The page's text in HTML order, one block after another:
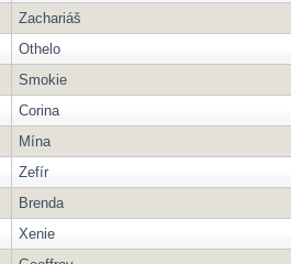
Zachariáš
Othelo
Smokie
Corina
Mína
Zefír
Brenda
Xenie